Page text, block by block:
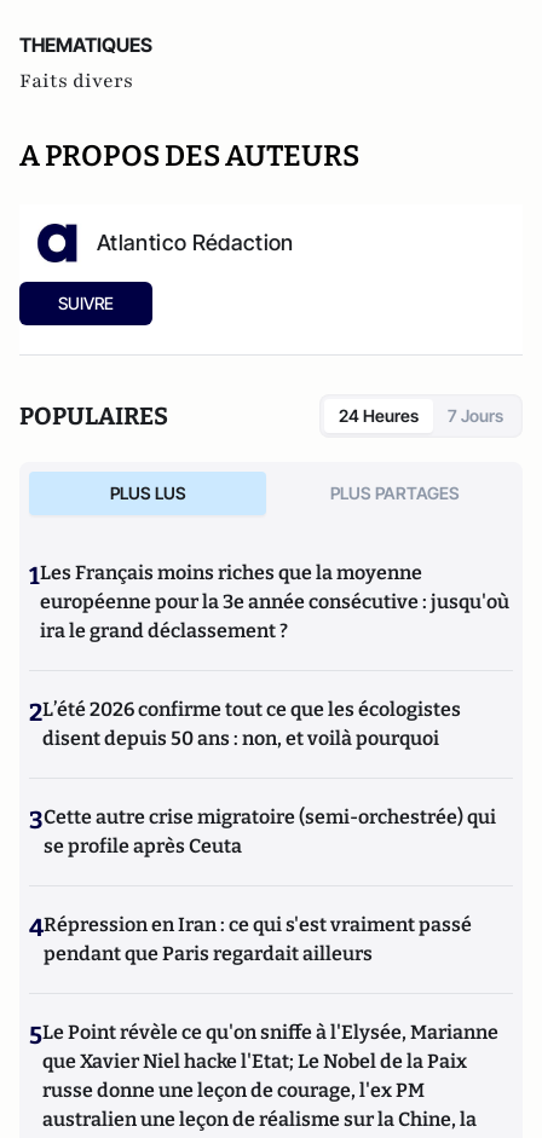
THEMATIQUES
Faits divers
A PROPOS DES AUTEURS
Atlantico Rédaction
SUIVRE
POPULAIRES 24 Heures 7 Jours
PLUS LUS PLUS PARTAGES
1Les Français moins riches que la moyenne
européenne pour la 3e année consécutive : jusqu'où
ira le grand déclassement ?
2L’été 2026 confirme tout ce que les écologistes
disent depuis 50 ans : non, et voilà pourquoi
3Cette autre crise migratoire (semi-orchestrée) qui
se profile après Ceuta
4Répression en Iran : ce qui s'est vraiment passé
pendant que Paris regardait ailleurs
5Le Point révèle ce qu'on sniffe à l'Elysée, Marianne
que Xavier Niel hacke l'Etat; Le Nobel de la Paix
russe donne une leçon de courage, l'ex PM
australien une leçon de réalisme sur la Chine, la